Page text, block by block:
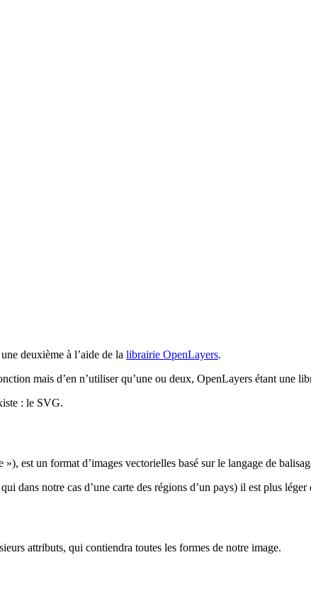
deuxième à l’aide de la librairie OpenLayers.
mais d’en n’utiliser qu’une ou deux, OpenLayers étant une
: le SVG.
»), est un format d’images vectorielles basé sur le langage de
dans notre cas d’une carte des régions d’un pays) il est plus
attributs, qui contiendra toutes les formes de notre image.